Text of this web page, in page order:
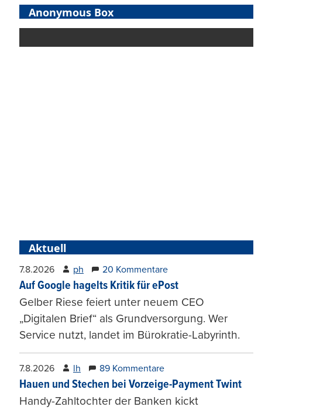
Anonymous Box
Aktuell
7.8.2026 ph 20 Kommentare
Auf Google hagelts Kritik für ePost
Gelber Riese feiert unter neuem CEO
„Digitalen Brief“ als Grundversorgung. Wer
Service nutzt, landet im Bürokratie-Labyrinth.
7.8.2026 lh 89 Kommentare
Hauen und Stechen bei Vorzeige-Payment Twint
Handy-Zahltochter der Banken kickt